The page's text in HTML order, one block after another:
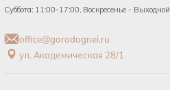
Суббота: 11:00-17:00, Воскресенье - Выходной
office@gorodognei.ru
ул. Академическая 28/1